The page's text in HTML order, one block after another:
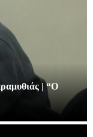
| “Ο